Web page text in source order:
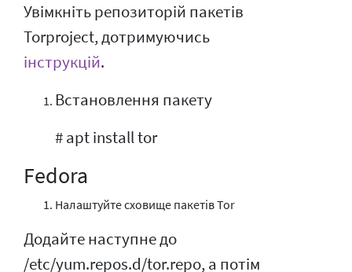
Увімкніть репозиторій пакетів
Torproject, дотримуючись
інструкцій.
Встановлення пакету
# apt install tor
Fedora
Налаштуйте сховище пакетів Tor
Додайте наступне до
/etc/yum.repos.d/tor.repo, а потім